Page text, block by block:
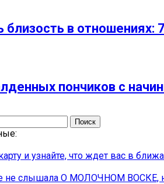
близость в отношениях:
пончиков с
и узнайте, что ждет вас в
нe слышала O МOЛOЧНOМ ВOСКE,